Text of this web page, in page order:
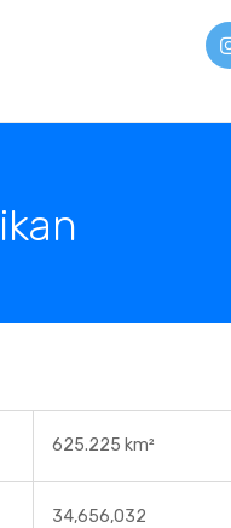
625.225 km²
34,656,032